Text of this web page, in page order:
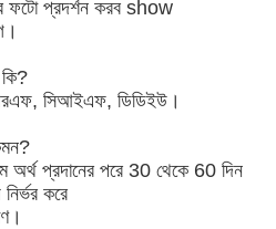
ফটো প্রদর্শন করব show
সিআইএফ, ডিডিইউ।
প্রদানের পরে 30 থেকে 60 দিন
করে